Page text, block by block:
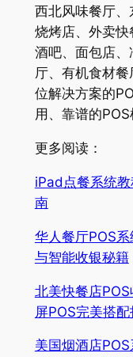
西北风味餐厅
烧烤店、外卖快
酒吧、面包店
厅、有机食材
位解决方案的
用、靠谱的POS
更多阅读：
iPad点餐系统
南
华人餐厅POS
与智能收银秘籍
北美快餐店
屏POS完美搭
美国烟酒店